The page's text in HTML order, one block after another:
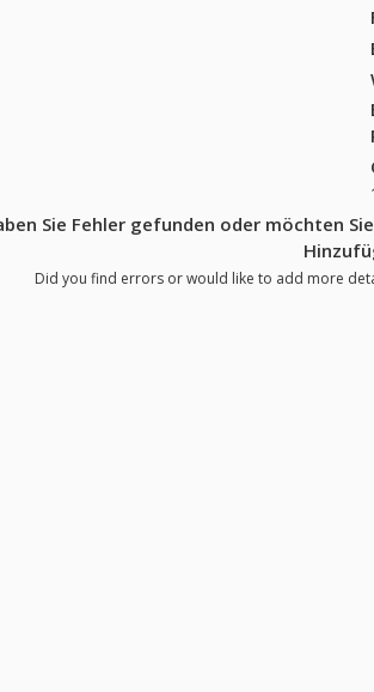
Sie Fehler gefunden oder möchten
Did you find errors or would like to add more